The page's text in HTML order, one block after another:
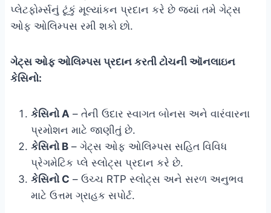
પ્લેટફોર્મ્સનું ટૂંકું મૂલ્યાંકન પ્રદાન કરે છે જ્યાં તમે ગેટ્સ
ઓફ ઓલિમ્પસ રમી શકો છો.
ગેટ્સ ઓફ ઓલિમ્પસ પ્રદાન કરતી ટોચની ઑનલાઇન
કેસિનો:
કેસિનો A – તેની ઉદાર સ્વાગત બોનસ અને વારંવારના
પ્રમોશન માટે જાણીતું છે.
કેસિનો B– ગેટ્સ ઓફ ઓલિમ્પસ સહિત વિવિધ
પ્રેગમેટિક પ્લે સ્લોટ્સ પ્રદાન કરે છે.
કેસિનો C – ઉચ્ચ RTP સ્લોટ્સ અને સરળ અનુભવ
માટે ઉત્તમ ગ્રાહક સપોર્ટ.